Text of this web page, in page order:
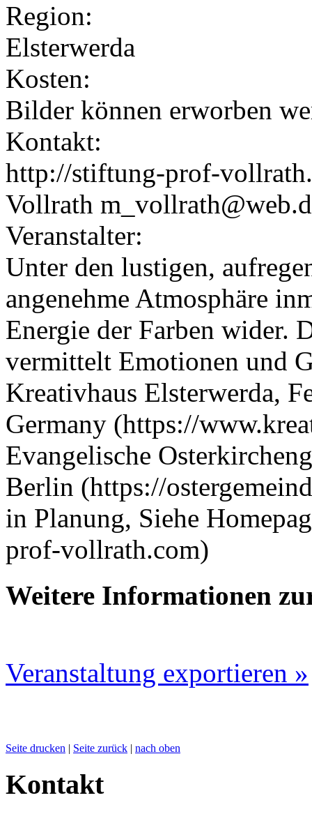
Region:
Elsterwerda
Kosten:
Bilder können erworben
Kontakt:
http://stiftung-prof-
Vollrath
Veranstalter:
Unter den lustigen,
angenehme Atmosphäre
Energie der Farben wider.
vermittelt Emotionen und
Kreativhaus Elsterwerda,
Germany (https://
Evangelische
Berlin (https://
in Planung, Siehe
prof-vollrath.com)
Weitere Informationen
Veranstaltung exportieren »
Seite drucken | Seite zurück | nach oben
Kontakt